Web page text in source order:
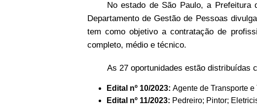
No estado de São Paulo, a
Departamento de Gestão de Pessoas
tem como objetivo a contratação de
completo, médio e técnico.
As 27 oportunidades estão distribuídas
Edital nº 10/2023: Agente de Transporte
Edital nº 11/2023: Pedreiro; Pintor;